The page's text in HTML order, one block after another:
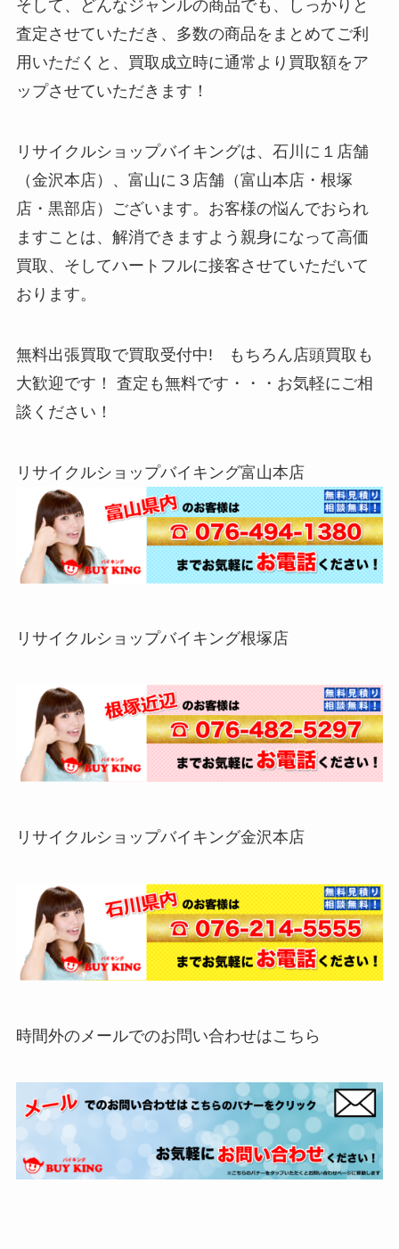
そして、どんなジャンルの商品でも、しっかりと
査定させていただき、多数の商品をまとめてご利
用いただくと、買取成立時に通常より買取額をア
ップさせていただきます！
リサイクルショップバイキングは、石川に１店舗
（金沢本店）、富山に３店舗（富山本店・根塚
店・黒部店）ございます。お客様の悩んでおられ
ますことは、解消できますよう親身になって高価
買取、そしてハートフルに接客させていただいて
おります。
無料出張買取で買取受付中! もちろん店頭買取も
大歓迎です！ 査定も無料です・・・お気軽にご相
談ください！
リサイクルショップバイキング富山本店
リサイクルショップバイキング根塚店
リサイクルショップバイキング金沢本店
時間外のメールでのお問い合わせはこちら